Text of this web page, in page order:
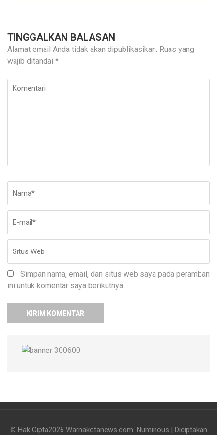
TINGGALKAN BALASAN
Alamat email Anda tidak akan dipublikasikan. Ruas yang
wajib ditandai *
Komentari
Simpan nama, email, dan situs web saya pada peramban
ini untuk komentar saya berikutnya.
© Hak Cipta2026 Warnakotanews.com. Numinous | Diciptakan